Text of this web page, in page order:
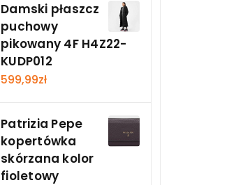
Damski płaszcz
puchowy
pikowany 4F H4Z22-
KUDP012
599,99zł
Patrizia Pepe
kopertówka
skórzana kolor
fioletowy